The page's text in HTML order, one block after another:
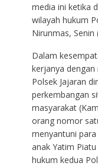
media ini ketika
wilayah hukum
Nirunmas, Senin
Dalam
kerjanya
Polsek Jajaran
perkembangan
masyarakat
orang nomor
menyantuni para
anak Yatim
hukum kedua